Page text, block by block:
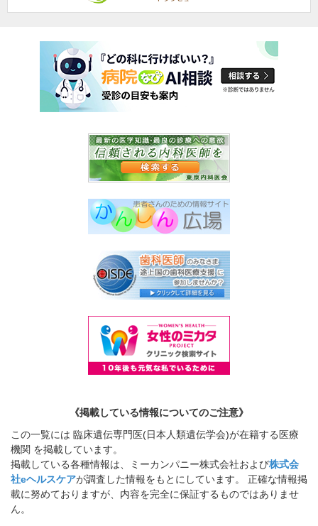
《掲載している情報についてのご注意》
この一覧には 臨床遺伝専門医(日本人類遺伝学会)が在籍する医療
機関 を掲載しています。
掲載している各種情報は、ミーカンパニー株式会社および株式会
社eヘルスケアが調査した情報をもとにしています。 正確な情報掲
載に努めておりますが、内容を完全に保証するものではありませ
ん。